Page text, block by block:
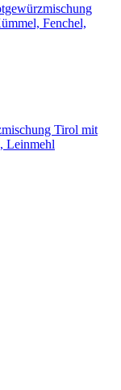
Fenchel,
Tirol mit
Leinmehl